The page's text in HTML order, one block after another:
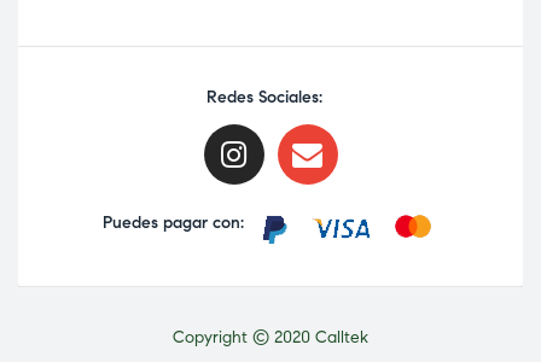
Redes Sociales:
Puedes pagar con:
Copyright © 2020 Calltek